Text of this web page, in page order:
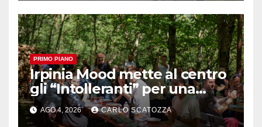
PRIMO PIANO
Irpinia Mood mette al centro
gli “Intolleranti” per una
rivoluzione sostenibile del
cibo
AGO 4, 2026 CARLO SCATOZZA